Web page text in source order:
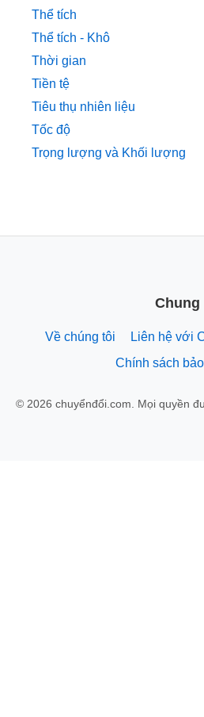
Thể tích
Thể tích - Khô
Thời gian
Tiền tệ
Tiêu thụ nhiên liệu
Tốc độ
Trọng lượng và Khối lượng
Chung
Về chúng tôi Liên hệ với
Chính sách
© 2026 chuyểnđổi.com. Mọi quyền